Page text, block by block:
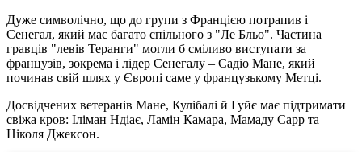
Дуже символічно, що до групи з Францією потрапив і
Сенегал, який має багато спільного з "Ле Бльо". Частина
гравців "левів Теранги" могли б сміливо виступати за
французів, зокрема і лідер Сенегалу – Садіо Мане, який
починав свій шлях у Європі саме у французькому Метці.
Досвідчених ветеранів Мане, Кулібалі й Гуйє має підтримати
свіжа кров: Іліман Ндіає, Ламін Камара, Мамаду Сарр та
Ніколя Джексон.